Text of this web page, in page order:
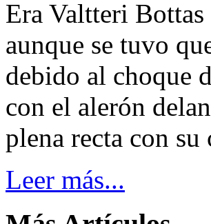
Era Valtteri
aunque se tuvo
debido al choque
con el alerón
plena recta con
Leer más...